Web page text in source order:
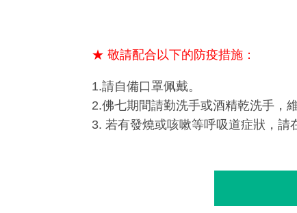
★ 敬請配合以下的防疫措施：
1.請自備口罩佩戴。
2.佛七期間請勤洗手或酒精乾洗手，
3.若有發燒或咳嗽等呼吸道症狀，請